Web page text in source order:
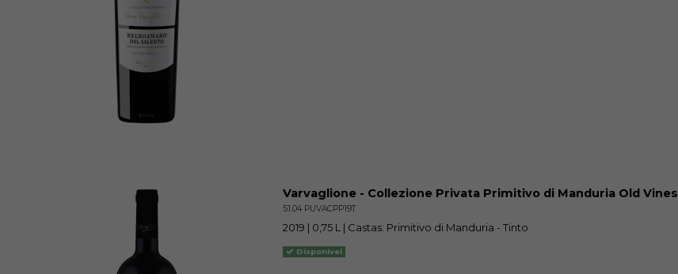
Varvaglione - Collezione Privata Primitivo di Manduria Old Vines
51.04 PUVACPP19T
2019 | 0,75 L | Castas: Primitivo di Manduria - Tinto
Disponivel